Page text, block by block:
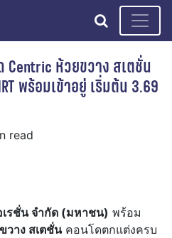
search
Centric ห้วยขวาง สเตชั่น
พร้อมเข้าอยู่ เริ่มต้น 3.69
read
รชั่น จำกัด (มหาชน) พร้อม
วาง สเตชั่นคอนโดตกแต่งครบ